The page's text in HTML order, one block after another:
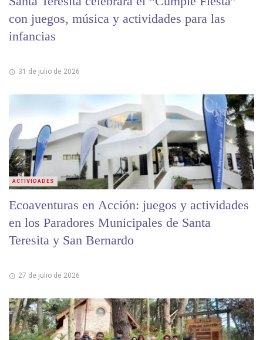
con juegos, música y actividades para las
infancias
31 de julio de 2026
Ecoaventuras en Acción: juegos y actividades
en los Paradores Municipales de Santa
Teresita y San Bernardo
27 de julio de 2026
ACTIVIDADES